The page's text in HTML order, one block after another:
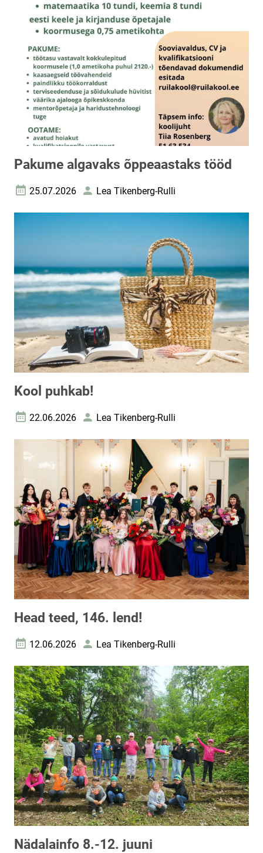
Pakume algavaks õppeaastaks tööd
Loomise kuupäev
25.07.2026 AutorLea Tikenberg-Rulli
Kool puhkab!
Loomise kuupäev
22.06.2026 AutorLea Tikenberg-Rulli
Head teed, 146. lend!
Loomise kuupäev
12.06.2026 AutorLea Tikenberg-Rulli
Nädalainfo 8.-12. juuni